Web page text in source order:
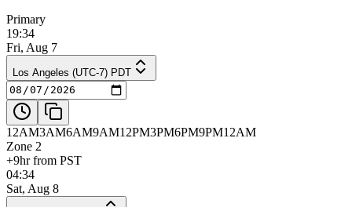
Primary
19:34
Fri, Aug 7
Los Angeles (UTC-7) PDT
12AM3AM6AM9AM12PM3PM6PM9PM12AM
Zone 2
+9hr from PST
04:34
Sat, Aug 8